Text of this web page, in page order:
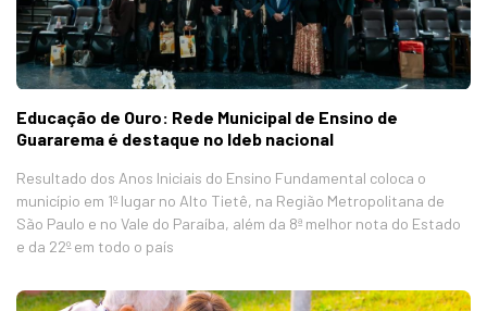
Educação de Ouro: Rede Municipal de Ensino de
Guararema é destaque no Ideb nacional
Resultado dos Anos Iniciais do Ensino Fundamental coloca o
município em 1º lugar no Alto Tietê, na Região Metropolitana de
São Paulo e no Vale do Paraíba, além da 8ª melhor nota do Estado
e da 22º em todo o país